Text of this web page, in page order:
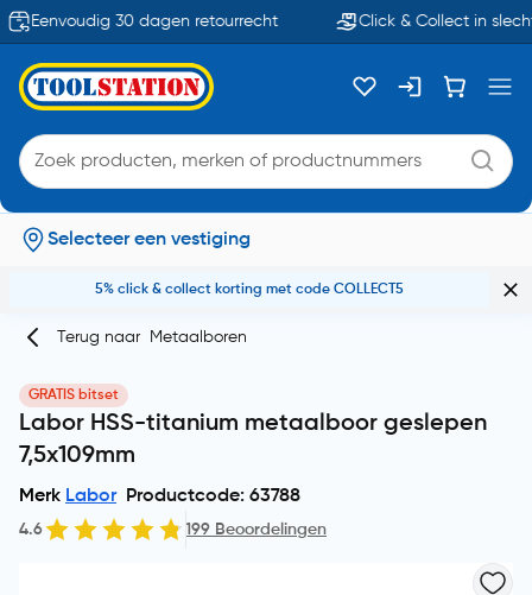
Eenvoudig 30 dagen retourrecht Click & Collect in
Selecteer een vestiging
5% click & collect korting met code COLLECT5
Terug naar Metaalboren
GRATIS bitset
Labor HSS-titanium metaalboor geslepen
7,5x109mm
Merk Labor Productcode: 63788
4.6 199 Beoordelingen